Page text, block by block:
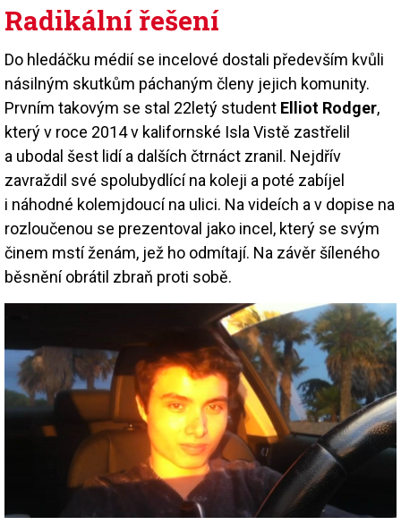
Radikální řešení
Do hledáčku médií se incelové dostali především kvůli
násilným skutkům páchaným členy jejich komunity.
Prvním takovým se stal 22letý student Elliot Rodger,
který v roce 2014 v kalifornské Isla Vistě zastřelil
a ubodal šest lidí a dalších čtrnáct zranil. Nejdřív
zavraždil své spolubydlící na koleji a poté zabíjel
i náhodné kolemjdoucí na ulici. Na videích a v dopise na
rozloučenou se prezentoval jako incel, který se svým
činem mstí ženám, jež ho odmítají. Na závěr šíleného
běsnění obrátil zbraň proti sobě.